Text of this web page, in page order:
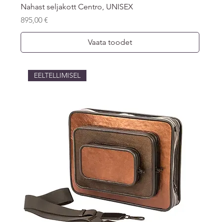
Nahast seljakott Centro, UNISEX
Price
895,00 €
Vaata toodet
EELTELLIMISEL